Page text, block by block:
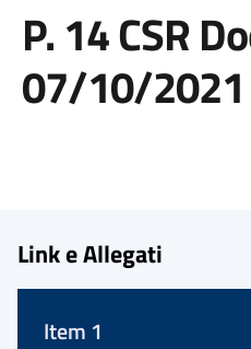
P. 14 CSR
07/10/2021
Link e Allegati
Item 1